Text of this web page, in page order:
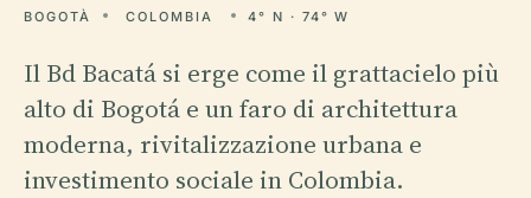
BOGOTÀ COLOMBIA 4° N · 74° W
Il Bd Bacatá si erge come il grattacielo più
alto di Bogotá e un faro di architettura
moderna, rivitalizzazione urbana e
investimento sociale in Colombia.